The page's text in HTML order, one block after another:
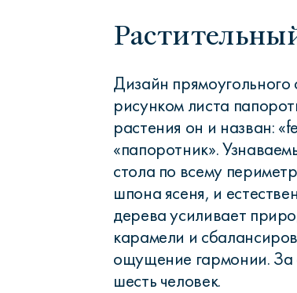
Дизайн
рисунком листа
растения он и назван:
«папоротник».
стола по всему
шпона ясеня, и
дерева усиливает
карамели и
ощущение гармонии. За
шесть человек.